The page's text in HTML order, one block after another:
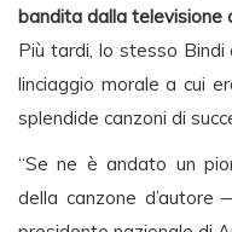
bandita dalla televisione
Più tardi, lo stesso
linciaggio morale a cui
splendide canzoni di
“Se ne è andato un
della canzone d’autore